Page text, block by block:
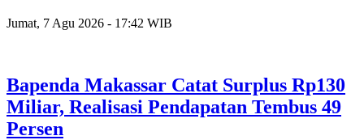
Jumat, 7 Agu 2026 - 17:42 WIB
Bapenda Makassar Catat Surplus Rp130
Miliar, Realisasi Pendapatan Tembus 49
Persen